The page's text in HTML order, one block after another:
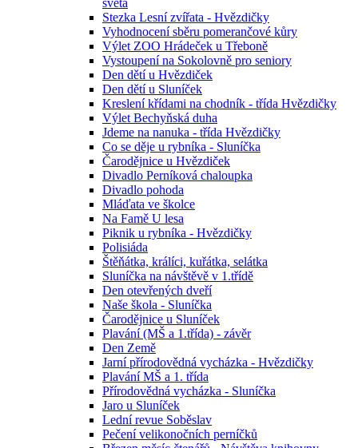
světa
Stezka Lesní zvířata - Hvězdičky
Vyhodnocení sběru pomerančové kůry
Výlet ZOO Hrádeček u Třeboně
Vystoupení na Sokolovně pro seniory
Den dětí u Hvězdiček
Den dětí u Sluníček
Kreslení křídami na chodník - třída Hvězdičky
Výlet Bechyňská duha
Jdeme na nanuka - třída Hvězdičky
Co se děje u rybníka - Sluníčka
Čarodějnice u Hvězdiček
Divadlo Perníková chaloupka
Divadlo pohoda
Mláďata ve školce
Na Famě U lesa
Piknik u rybníka - Hvězdičky
Polisiáda
Štěňátka, králíci, kuřátka, selátka
Sluníčka na návštěvě v 1.třídě
Den otevřených dveří
Naše škola - Sluníčka
Čarodějnice u Sluníček
Plavání (MŠ a 1.třída) - závěr
Den Země
Jarní přírodovědná vycházka - Hvězdičky
Plavání MŠ a 1. třída
Přírodovědná vycházka - Sluníčka
Jaro u Sluníček
Lední revue Soběslav
Pečení velikonočních perníčků